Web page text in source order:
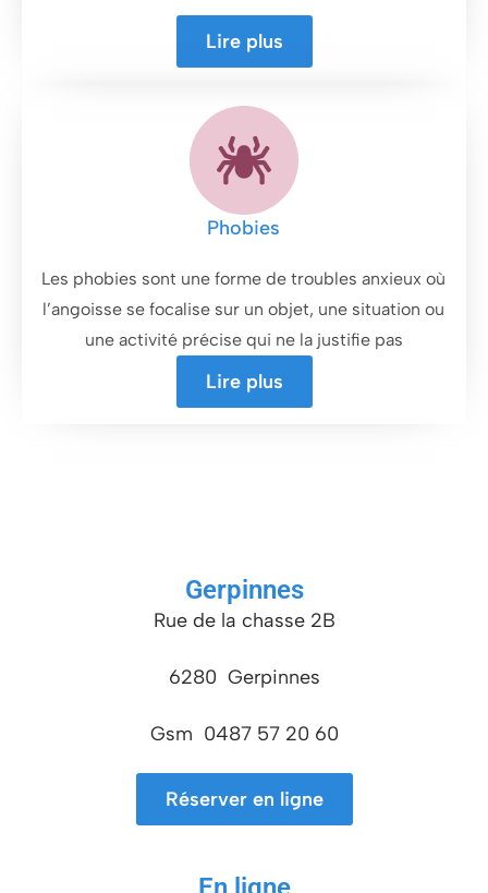
Lire plus
Phobies
Les phobies sont une forme de troubles anxieux où
l’angoisse se focalise sur un objet, une situation ou
une activité précise qui ne la justifie pas
Lire plus
Gerpinnes
Rue de la chasse 2B
6280 Gerpinnes
Gsm 0487 57 20 60
Réserver en ligne